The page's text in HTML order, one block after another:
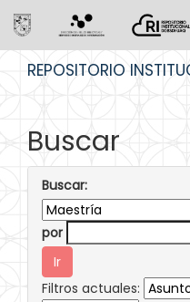
REPOSITORIO
Buscar
Buscar:
por
Filtros actuales: